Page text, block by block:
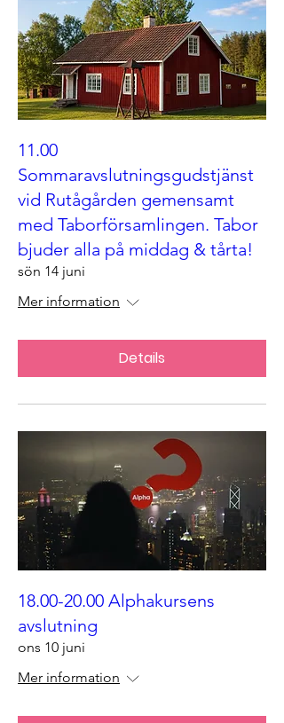
11.00
Sommaravslutningsgudstjänst
vid Rutågården gemensamt
med Taborförsamlingen. Tabor
bjuder alla på middag & tårta!
sön 14 juni
Mer information
Details
18.00-20.00 Alphakursens
avslutning
ons 10 juni
Mer information